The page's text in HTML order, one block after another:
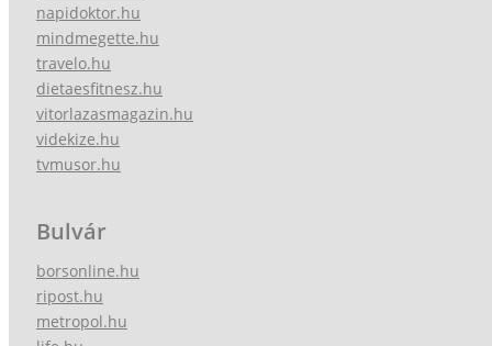
napidoktor.hu
mindmegette.hu
travelo.hu
dietaesfitnesz.hu
vitorlazasmagazin.hu
videkize.hu
tvmusor.hu
Bulvár
borsonline.hu
ripost.hu
metropol.hu